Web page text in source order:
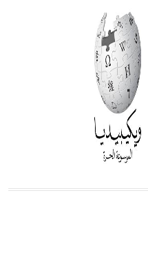
في جروح الرأس. ويعود
والفلسفة.
يتكون في البحر ويتركب
أحمر أو شديد الحمرة وهو
ويسمى الش
تم اعتمادها مصطلحاً